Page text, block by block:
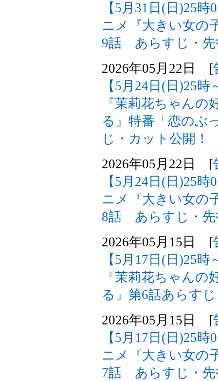
【5月31日(日)25
ニメ『大きい女の
9話 あらすじ・先
2026年05月22日 [
【5月24日(日)25
『茉莉花ちゃん
る』特番「恋のぶ
じ・カット公開！
2026年05月22日 [
【5月24日(日)25
ニメ『大きい女の
8話 あらすじ・先
2026年05月15日 [
【5月17日(日)25
『茉莉花ちゃん
る』第6話あらす
2026年05月15日 [
【5月17日(日)25
ニメ『大きい女の
7話 あらすじ・先